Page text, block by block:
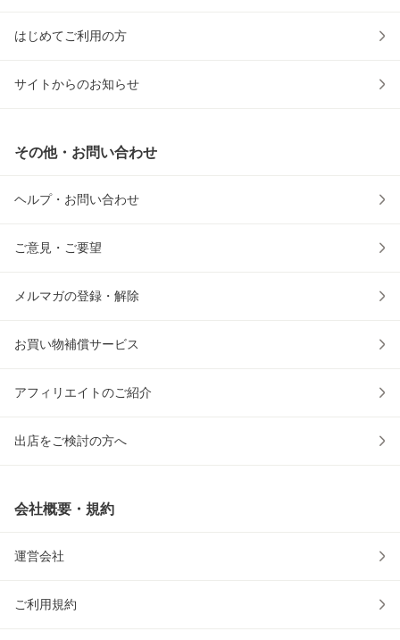
はじめてご利用の方
サイトからのお知らせ
その他・お問い合わせ
ヘルプ・お問い合わせ
ご意見・ご要望
メルマガの登録・解除
お買い物補償サービス
アフィリエイトのご紹介
出店をご検討の方へ
会社概要・規約
運営会社
ご利用規約